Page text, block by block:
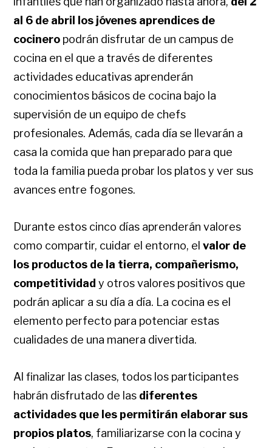
al 6 de abril los jóvenes aprendices de
cocinero podrán disfrutar de un campus de
cocina en el que a través de diferentes
actividades educativas aprenderán
conocimientos básicos de cocina bajo la
supervisión de un equipo de chefs
profesionales. Además, cada día se llevarán a
casa la comida que han preparado para que
toda la familia pueda probar los platos y ver sus
avances entre fogones.
Durante estos cinco días aprenderán valores
como compartir, cuidar el entorno, elvalor de
los productos de la tierra, compañerismo,
competitividad y otros valores positivos que
podrán aplicar a su día a día. La cocina es el
elemento perfecto para potenciar estas
cualidades de una manera divertida.
Al finalizar las clases, todos los participantes
habrán disfrutado de las diferentes
actividades que les permitirán elaborar sus
propios platos, familiarizarse con la cocina y